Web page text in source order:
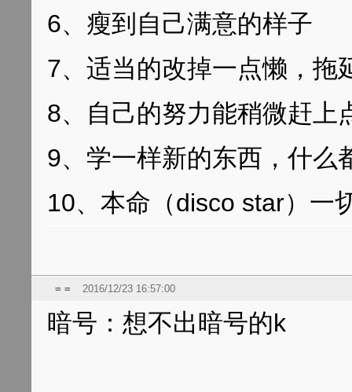
6、瘦到自己满意的样子
7、适当的改掉一点懒，拖
8、自己的努力能稍微赶上
9、学一样新的东西，什么
10、本命（disco star）一
= = 2016/12/23 16:57:00
暗号：想不出暗号的k